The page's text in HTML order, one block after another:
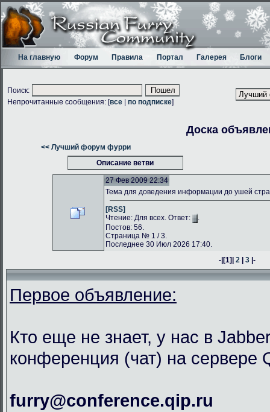
На главную Форум Правила Портал Галерея Блоги
Поиск:
Непрочитанные сообщения: [все по подписке]
Доска
<< Лучший форум фурри
Описание ветви
27 Фев 2009 22:34
Тема для доведения информации до ушей
[RSS]
Чтение: Для всех. Ответ:
.
Постов: 56.
Страница № 1 / 3.
Последнее 30 Июл 2026 17:40.
-|[1]|2 |3 |-
Первое объявление:
Кто еще не знает, у нас в
конференция (чат) на сервере
furry@conference.qip.ru